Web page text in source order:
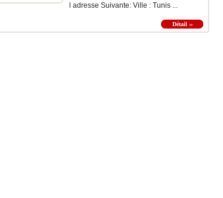
l adresse Suivante: Ville : Tunis ...
Détail ››